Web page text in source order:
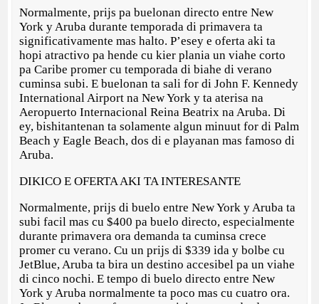
Normalmente, prijs pa buelonan directo entre New
York y Aruba durante temporada di primavera ta
significativamente mas halto. P’esey e oferta aki ta
hopi atractivo pa hende cu kier plania un viahe corto
pa Caribe promer cu temporada di biahe di verano
cuminsa subi. E buelonan ta sali for di John F. Kennedy
International Airport na New York y ta aterisa na
Aeropuerto Internacional Reina Beatrix na Aruba. Di
ey, bishitantenan ta solamente algun minuut for di Palm
Beach y Eagle Beach, dos di e playanan mas famoso di
Aruba.
DIKICO E OFERTA AKI TA INTERESANTE
Normalmente, prijs di buelo entre New York y Aruba ta
subi facil mas cu $400 pa buelo directo, especialmente
durante primavera ora demanda ta cuminsa crece
promer cu verano. Cu un prijs di $339 ida y bolbe cu
JetBlue, Aruba ta bira un destino accesibel pa un viahe
di cinco nochi. E tempo di buelo directo entre New
York y Aruba normalmente ta poco mas cu cuatro ora.